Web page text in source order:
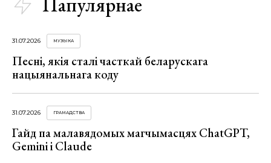
31.07.2026 МУЗЫКА
Песні, якія сталі часткай беларускага
нацыянальнага коду
31.07.2026 ГРАМАДСТВА
Гайд па малавядомых магчымасцях ChatGPT,
Gemini і Claude